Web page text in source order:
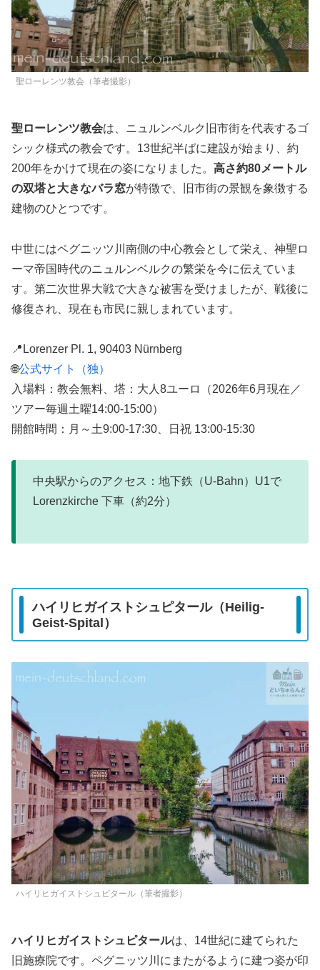
聖ローレンツ教会（筆者撮影）
聖ローレンツ教会は、ニュルンベルク旧市街を代表するゴ
シック様式の教会です。13世紀半ばに建設が始まり、約
200年をかけて現在の姿になりました。 高さ約80メートル
の双塔と大きなバラ窓が特徴で、旧市街の景観を象徴する
建物のひとつです。
中世にはペグニッツ川南側の中心教会として栄え、神聖ロ
ーマ帝国時代のニュルンベルクの繁栄を今に伝えていま
す。第二次世界大戦で大きな被害を受けましたが、戦後に
修復され、現在も市民に親しまれています。
📍Lorenzer Pl. 1, 90403 Nürnberg
🌐公式サイト（独）
入場料：教会無料、塔：大人8ユーロ（2026年6月現在／
ツアー毎週土曜14:00-15:00）
開館時間：月～土9:00-17:30、日祝 13:00-15:30
中央駅からのアクセス：地下鉄（U-Bahn）U1で
Lorenzkirche 下車（約2分）
ハイリヒガイストシュピタール（Heilig-
Geist-Spital）
ハイリヒガイストシュピタール（筆者撮影）
ハイリヒガイストシュピタールは、14世紀に建てられた
旧施療院です。ペグニッツ川にまたがるように建つ姿が印